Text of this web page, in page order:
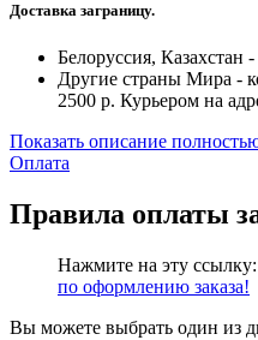
Доставка заграницу.
Белоруссия, Казахстан
Другие страны Мира -
2500 р. Курьером на
Показать описание
Оплата
Правила оплаты
Нажмите на эту ссылку:
по оформлению заказа!
Вы можете выбрать один из